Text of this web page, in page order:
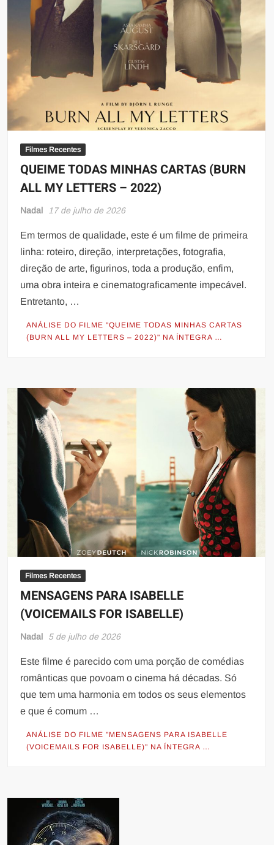
Filmes Recentes
QUEIME TODAS MINHAS CARTAS (BURN
ALL MY LETTERS – 2022)
Nadal 17 de julho de 2026
Em termos de qualidade, este é um filme de primeira
linha: roteiro, direção, interpretações, fotografia,
direção de arte, figurinos, toda a produção, enfim,
uma obra inteira e cinematograficamente impecável.
Entretanto, …
ANÁLISE DO FILME "QUEIME TODAS MINHAS CARTAS
(BURN ALL MY LETTERS – 2022)" NA ÍNTEGRA …
Filmes Recentes
MENSAGENS PARA ISABELLE
(VOICEMAILS FOR ISABELLE)
Nadal 5 de julho de 2026
Este filme é parecido com uma porção de comédias
românticas que povoam o cinema há décadas. Só
que tem uma harmonia em todos os seus elementos
e que é comum …
ANÁLISE DO FILME "MENSAGENS PARA ISABELLE
(VOICEMAILS FOR ISABELLE)" NA ÍNTEGRA …